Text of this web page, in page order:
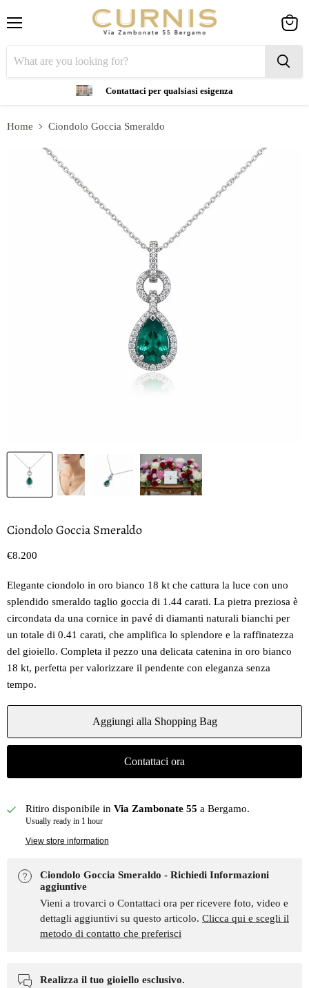
Contattaci per qualsiasi esigenza
cart
Home Ciondolo Goccia Smeraldo
Ciondolo Goccia Smeraldo
Prezzo oggi
€8.200
Elegante ciondolo in oro bianco 18 kt che cattura la luce con uno
splendido smeraldo taglio goccia di 1.44 carati. La pietra preziosa è
circondata da una cornice in pavé di diamanti naturali bianchi per
un totale di 0.41 carati, che amplifica lo splendore e la raffinatezza
del gioiello. Completa il pezzo una delicata catenina in oro bianco
18 kt, perfetta per valorizzare il pendente con eleganza senza
tempo.
Aggiungi alla Shopping Bag
Contattaci ora
Ritiro disponibile in Via Zambonate 55 a Bergamo.
Usually ready in 1 hour
View store information
Ciondolo Goccia Smeraldo - Richiedi Informazioni
aggiuntive
Vieni a trovarci o Contattaci ora per ricevere foto, video e
dettagli aggiuntivi su questo articolo. Clicca qui e scegli il
metodo di contatto che preferisci
Realizza il tuo gioiello esclusivo.